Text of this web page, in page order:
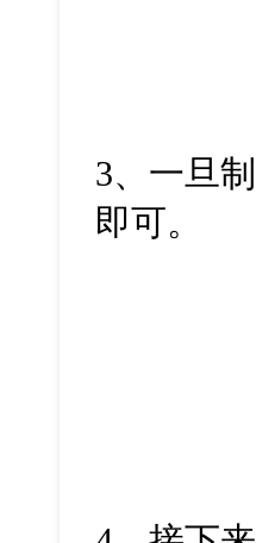
3、一旦
即可。